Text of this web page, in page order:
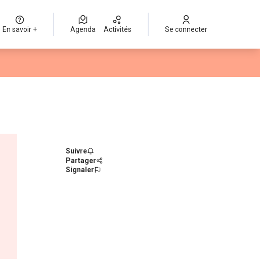
En savoir + Agenda Activités Se connecter
Suivre
Partager
Signaler